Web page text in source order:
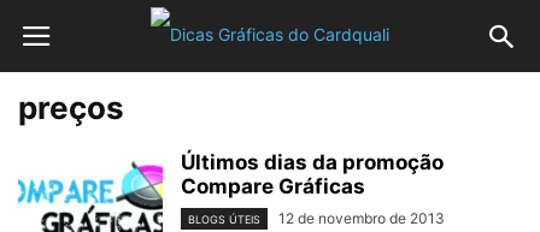
preços
Últimos dias da promoção
Compare Gráficas
BLOGS ÚTEIS 12 de novembro de 2013